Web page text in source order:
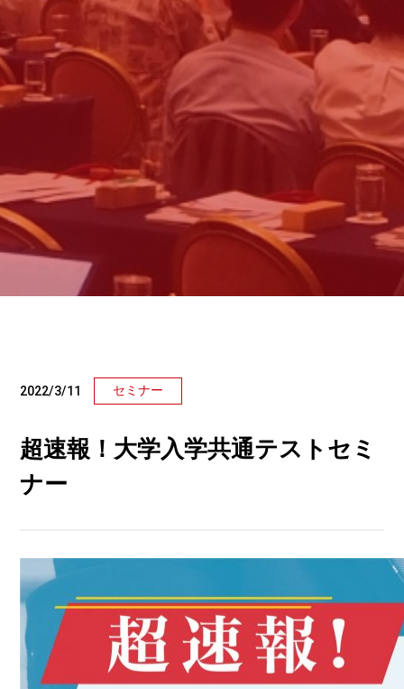
2022/3/11 セミナー
超速報！大学入学共通テストセミ
ナー